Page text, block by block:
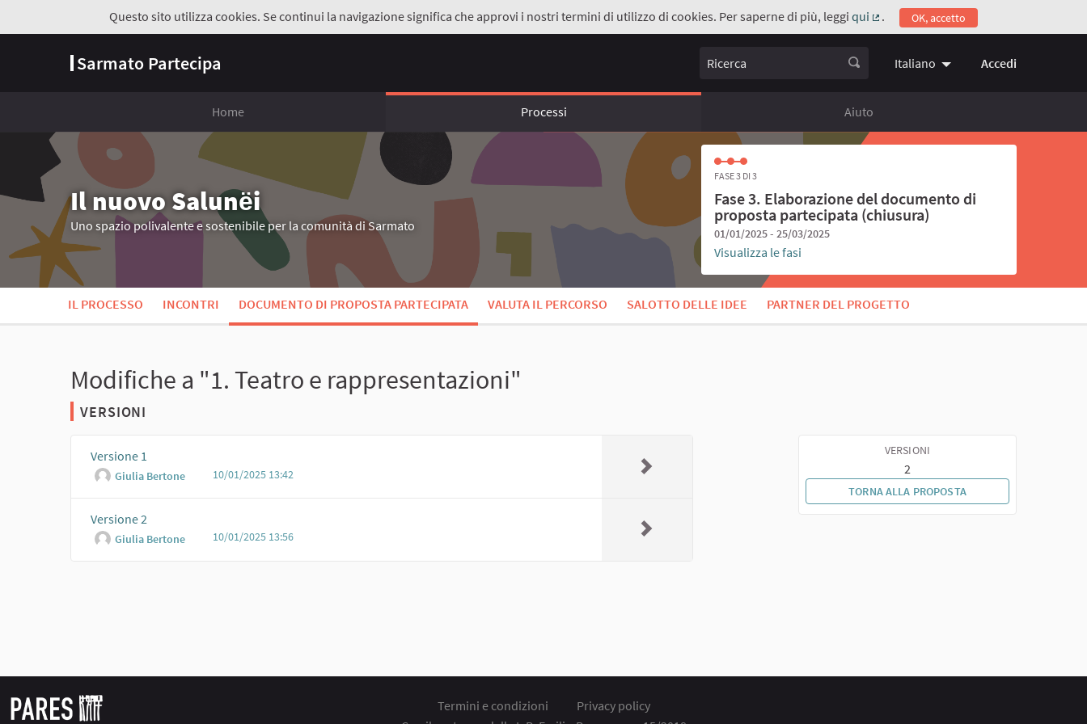
Questo sito utilizza cookies. Se continui la navigazione significa che approvi i nostri termini di utilizzo di cookies. Per saperne di più, leggi qui
(Collegamento esterno)
. OK, accetto
Sarmato Partecipa Ricerca Italiano Choose language
Accedi
Home Processi Aiuto
Il nuovo Salunёi
Uno spazio polivalente e sostenibile per la comunità di Sarmato
FASE 3 DI 3
Fase 3. Elaborazione del documento di
proposta partecipata (chiusura)
01/01/2025 - 25/03/2025
Visualizza le fasi
IL PROCESSO INCONTRI DOCUMENTO DI PROPOSTA PARTECIPATA VALUTA IL PERCORSO SALOTTO DELLE IDEE PARTNER DEL PROGETTO
Modifiche a "1. Teatro e rappresentazioni"
VERSIONI
Versione 1
Giulia Bertone 10/01/2025 13:42
Versione 2
Giulia Bertone 10/01/2025 13:56
VERSIONI
2
TORNA ALLA PROPOSTA
Termini e condizioni
Privacy policy